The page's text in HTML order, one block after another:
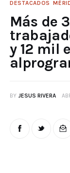
DESTACADOS
Más de
y 12 mil
BY JESUS RIVERA